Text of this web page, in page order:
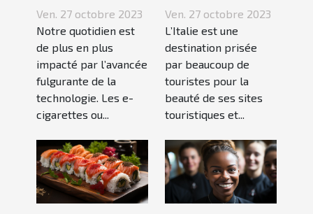
idéal pour sa e-
cigarette ?
Ven. 27 octobre 2023
Notre quotidien est
de plus en plus
impacté par l’avancée
fulgurante de la
technologie. Les e-
cigarettes ou...
vos vacances ?
Ven. 27 octobre 2023
L’Italie est une
destination prisée
par beaucoup de
touristes pour la
beauté de ses sites
touristiques et...